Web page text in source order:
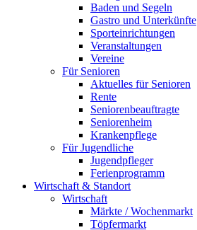
Baden und Segeln
Gastro und Unterkünfte
Sporteinrichtungen
Veranstaltungen
Vereine
Für Senioren
Aktuelles für Senioren
Rente
Seniorenbeauftragte
Seniorenheim
Krankenpflege
Für Jugendliche
Jugendpfleger
Ferienprogramm
Wirtschaft & Standort
Wirtschaft
Märkte / Wochenmarkt
Töpfermarkt